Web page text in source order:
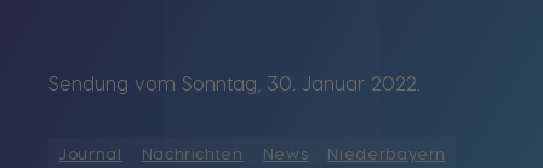
Sendung vom Sonntag, 30. Januar 2022.
Journal Nachrichten News
Niederbayern